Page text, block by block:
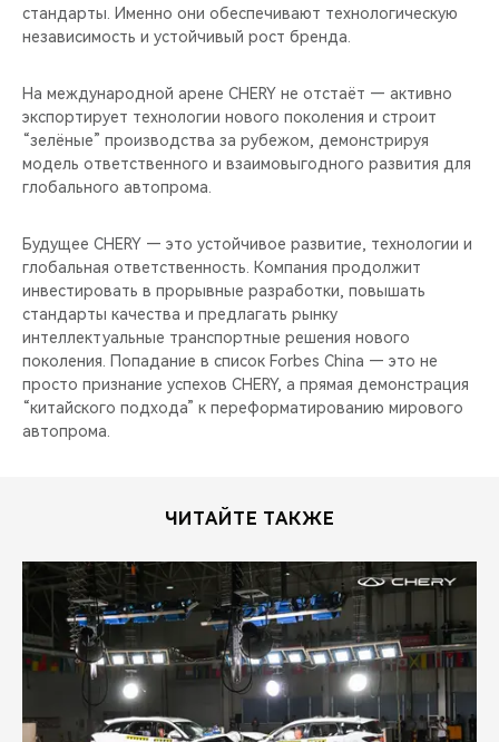
стандарты. Именно они обеспечивают технологическую
независимость и устойчивый рост бренда.
На международной арене CHERY не отстаёт — активно
экспортирует технологии нового поколения и строит
“зелёные” производства за рубежом, демонстрируя
модель ответственного и взаимовыгодного развития для
глобального автопрома.
Будущее CHERY — это устойчивое развитие, технологии и
глобальная ответственность. Компания продолжит
инвестировать в прорывные разработки, повышать
стандарты качества и предлагать рынку
интеллектуальные транспортные решения нового
поколения. Попадание в список Forbes China — это не
просто признание успехов CHERY, а прямая демонстрация
“китайского подхода” к переформатированию мирового
автопрома.
ЧИТАЙТЕ ТАКЖЕ